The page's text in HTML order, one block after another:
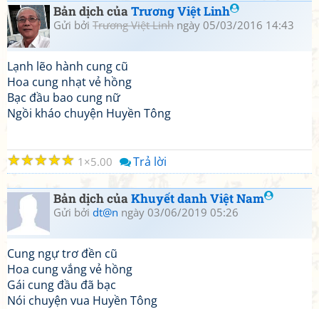
Bản dịch củaTrương Việt Linh
Gửi bởi Trương Việt Linh ngày 05/03/2016 14:43
Lạnh lẽo hành cung cũ
Hoa cung nhạt vẻ hồng
Bạc đầu bao cung nữ
Ngồi kháo chuyện Huyền Tông
☆
☆
☆
☆
☆ 1 5.00 Trả lời
Bản dịch củaKhuyết danh Việt Nam
Gửi bởi dt@n ngày 03/06/2019 05:26
Cung ngự trơ đền cũ
Hoa cung vắng vẻ hồng
Gái cung đầu đã bạc
Nói chuyện vua Huyền Tông